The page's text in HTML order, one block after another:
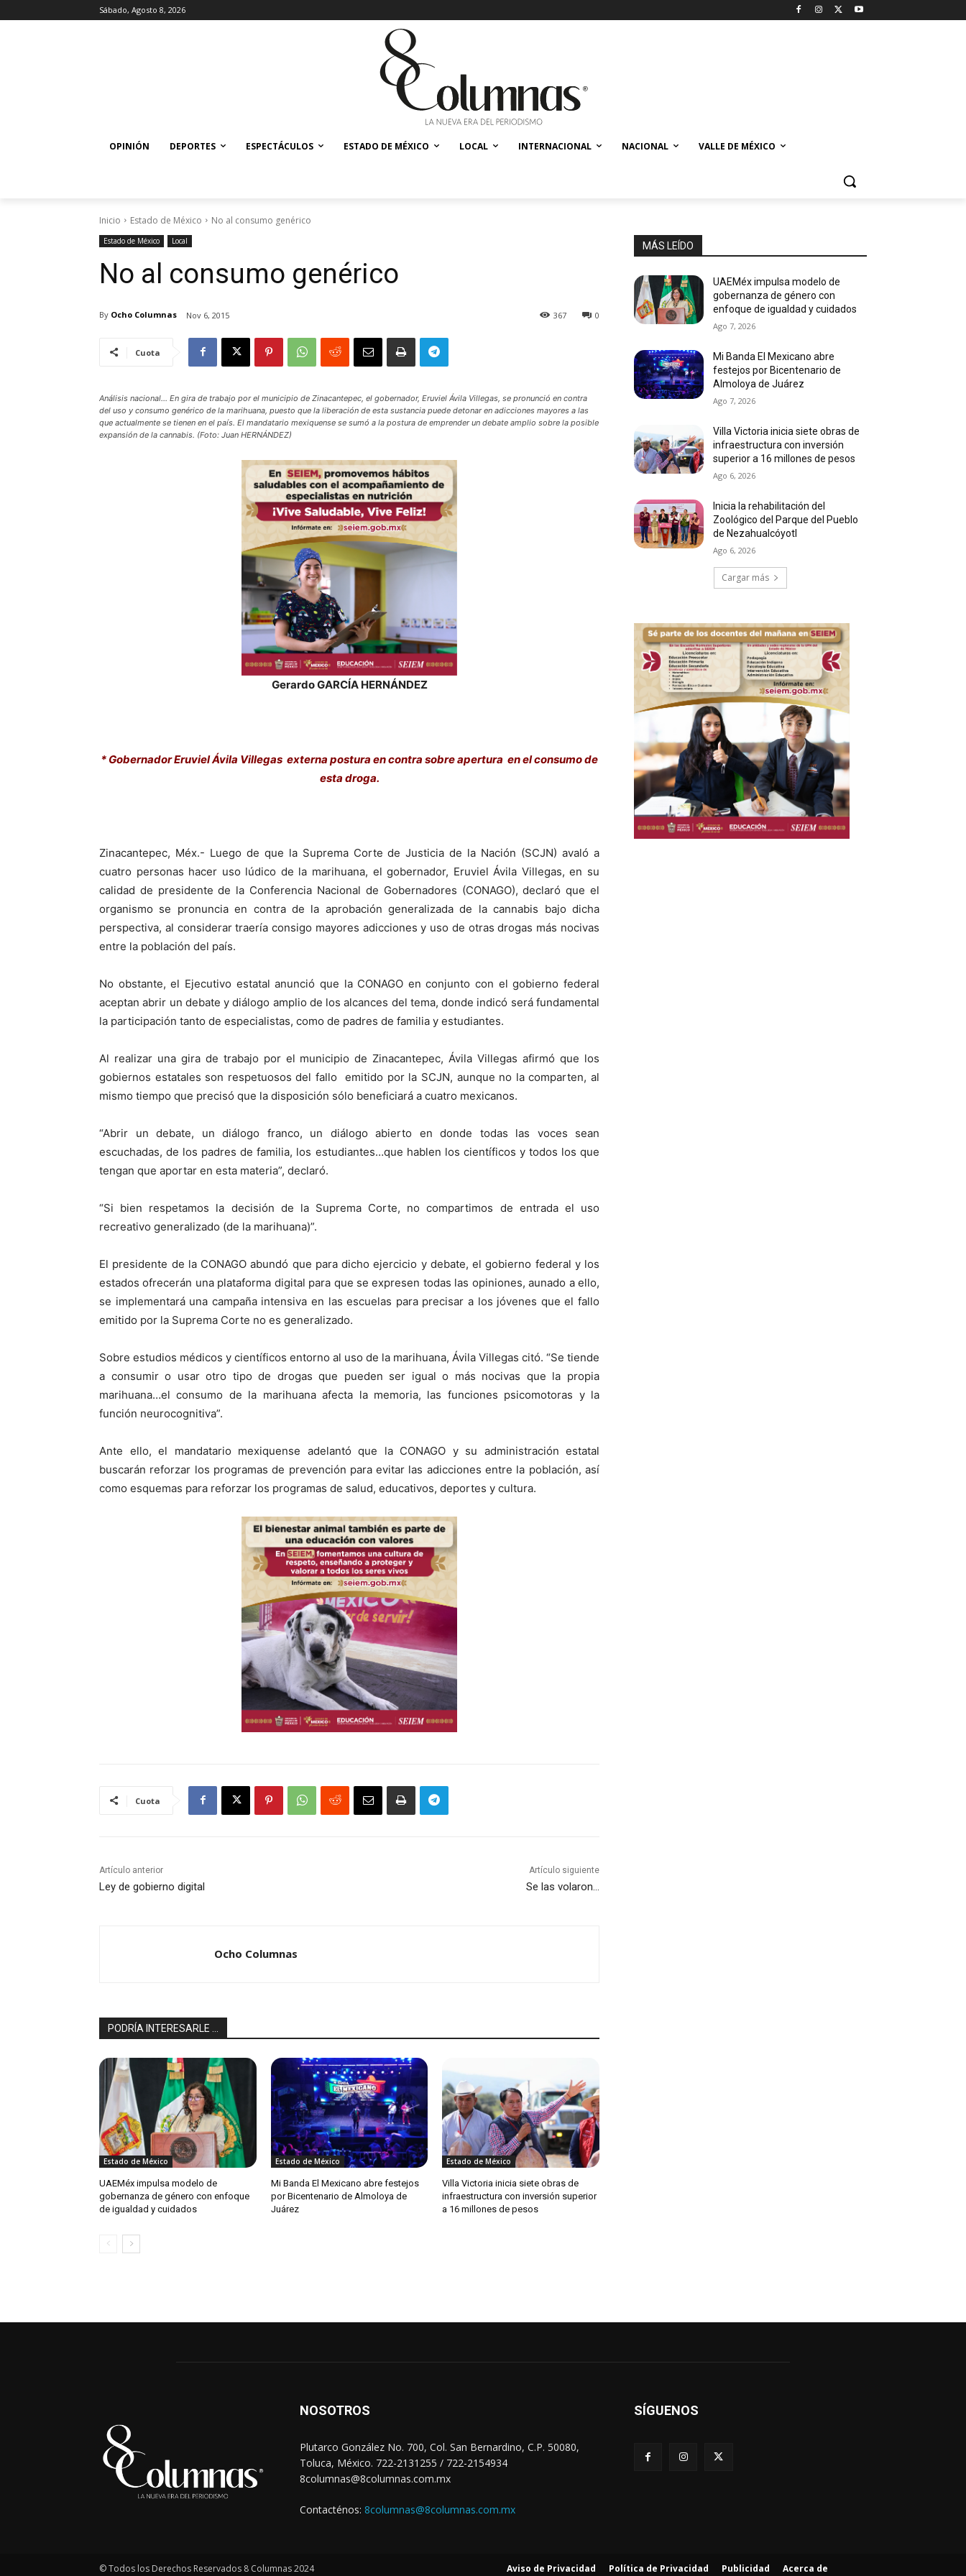
Sábado, Agosto 8, 2026
OPINIÓN DEPORTES ESPECTÁCULOS ESTADO DE MÉXICO LOCAL INTERNACIONAL NACIONAL VALLE DE MÉXICO
Inicio Estado de México No al consumo genérico
Estado de México Local
No al consumo genérico
By Ocho Columnas Nov 6, 2015 0
367
Cuota
Análisis nacional… En gira de trabajo por el municipio de Zinacantepec, el gobernador, Eruviel Ávila Villegas, se pronunció en contra
del uso y consumo genérico de la marihuana, puesto que la liberación de esta sustancia puede detonar en adicciones mayores a las
que actualmente se tienen en el país. El mandatario mexiquense se sumó a la postura de emprender un debate amplio sobre la posible
expansión de la cannabis. (Foto: Juan HERNÁNDEZ)
Gerardo GARCÍA HERNÁNDEZ
* Gobernador Eruviel Ávila Villegas externa postura en contra sobre apertura en el consumo de
esta droga.
Zinacantepec, Méx.- Luego de que la Suprema Corte de Justicia de la Nación (SCJN) avaló a
cuatro personas hacer uso lúdico de la marihuana, el gobernador, Eruviel Ávila Villegas, en su
calidad de presidente de la Conferencia Nacional de Gobernadores (CONAGO), declaró que el
organismo se pronuncia en contra de la aprobación generalizada de la cannabis bajo dicha
perspectiva, al considerar traería consigo mayores adicciones y uso de otras drogas más nocivas
entre la población del país.
No obstante, el Ejecutivo estatal anunció que la CONAGO en conjunto con el gobierno federal
aceptan abrir un debate y diálogo amplio de los alcances del tema, donde indicó será fundamental
la participación tanto de especialistas, como de padres de familia y estudiantes.
Al realizar una gira de trabajo por el municipio de Zinacantepec, Ávila Villegas afirmó que los
gobiernos estatales son respetuosos del fallo emitido por la SCJN, aunque no la comparten, al
mismo tiempo que precisó que la disposición sólo beneficiará a cuatro mexicanos.
“Abrir un debate, un diálogo franco, un diálogo abierto en donde todas las voces sean
escuchadas, de los padres de familia, los estudiantes…que hablen los científicos y todos los que
tengan que aportar en esta materia”, declaró.
“Si bien respetamos la decisión de la Suprema Corte, no compartimos de entrada el uso
recreativo generalizado (de la marihuana)”.
El presidente de la CONAGO abundó que para dicho ejercicio y debate, el gobierno federal y los
estados ofrecerán una plataforma digital para que se expresen todas las opiniones, aunado a ello,
se implementará una campaña intensiva en las escuelas para precisar a los jóvenes que el fallo
emitido por la Suprema Corte no es generalizado.
Sobre estudios médicos y científicos entorno al uso de la marihuana, Ávila Villegas citó. “Se tiende
a consumir o usar otro tipo de drogas que pueden ser igual o más nocivas que la propia
marihuana…el consumo de la marihuana afecta la memoria, las funciones psicomotoras y la
función neurocognitiva”.
Ante ello, el mandatario mexiquense adelantó que la CONAGO y su administración estatal
buscarán reforzar los programas de prevención para evitar las adicciones entre la población, así
como esquemas para reforzar los programas de salud, educativos, deportes y cultura.
Cuota
Artículo anterior
Ley de gobierno digital
Artículo siguiente
Se las volaron…
Ocho Columnas
PODRÍA INTERESARLE ...
Estado de México
UAEMéx impulsa modelo de
gobernanza de género con enfoque
de igualdad y cuidados
Estado de México
Mi Banda El Mexicano abre festejos
por Bicentenario de Almoloya de
Juárez
Estado de México
Villa Victoria inicia siete obras de
infraestructura con inversión superior
a 16 millones de pesos
MÁS LEÍDO
UAEMéx impulsa modelo de
gobernanza de género con
enfoque de igualdad y cuidados
Ago 7, 2026
Mi Banda El Mexicano abre
festejos por Bicentenario de
Almoloya de Juárez
Ago 7, 2026
Villa Victoria inicia siete obras de
infraestructura con inversión
superior a 16 millones de pesos
Ago 6, 2026
Inicia la rehabilitación del
Zoológico del Parque del Pueblo
de Nezahualcóyotl
Ago 6, 2026
Cargar más
NOSOTROS
Plutarco González No. 700, Col. San Bernardino, C.P. 50080,
Toluca, México. 722-2131255 / 722-2154934
8columnas@8columnas.com.mx
Contacténos: 8columnas@8columnas.com.mx
SÍGUENOS
© Todos los Derechos Reservados 8 Columnas 2024 Aviso de Privacidad Política de Privacidad Publicidad Acerca de